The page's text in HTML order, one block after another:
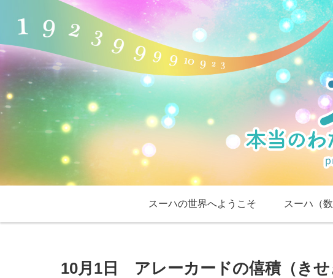
スーハの世界へようこそ スーハ（
10月1日 アレーカードの僖積（きせ